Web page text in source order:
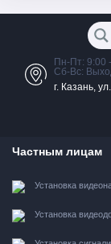
Пн-Пт: 9:00
Сб-Вс:
г. Казань,
Частным лицам
Установка
Установка